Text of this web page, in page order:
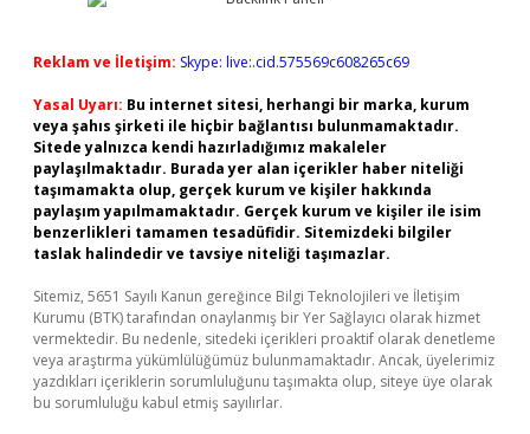
Reklam ve İletişim: Skype: live:.cid.575569c608265c69
Yasal Uyarı: Bu internet sitesi, herhangi bir marka, kurum
veya şahıs şirketi ile hiçbir bağlantısı bulunmamaktadır.
Sitede yalnızca kendi hazırladığımız makaleler
paylaşılmaktadır. Burada yer alan içerikler haber niteliği
taşımamakta olup, gerçek kurum ve kişiler hakkında
paylaşım yapılmamaktadır. Gerçek kurum ve kişiler ile isim
benzerlikleri tamamen tesadüfidir. Sitemizdeki bilgiler
taslak halindedir ve tavsiye niteliği taşımazlar.
Sitemiz, 5651 Sayılı Kanun gereğince Bilgi Teknolojileri ve İletişim
Kurumu (BTK) tarafından onaylanmış bir Yer Sağlayıcı olarak hizmet
vermektedir. Bu nedenle, sitedeki içerikleri proaktif olarak denetleme
veya araştırma yükümlülüğümüz bulunmamaktadır. Ancak, üyelerimiz
yazdıkları içeriklerin sorumluluğunu taşımakta olup, siteye üye olarak
bu sorumluluğu kabul etmiş sayılırlar.